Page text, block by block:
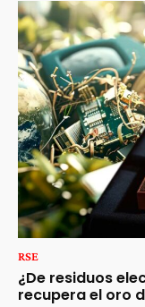
RSE
¿De residuos
recupera el oro